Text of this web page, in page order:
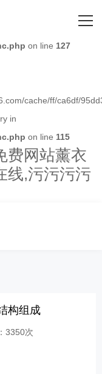
on line 127
cache/ff/ca6df/
in
on line 115
费网站薰衣
线,污污污污
构组成
3350次